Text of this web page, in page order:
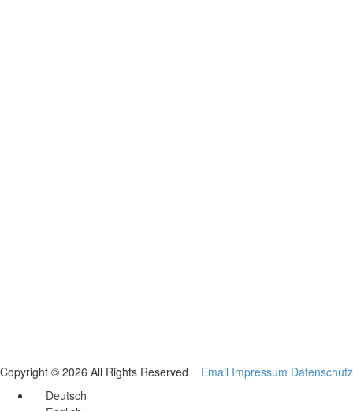
Copyright © 2026 All Rights Reserved Email Impressum Datenschutz
Deutsch